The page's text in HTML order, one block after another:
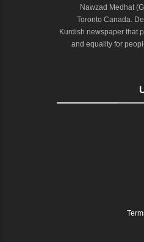
Nawzad Medhat
Toronto Canada.
Kurdish newspaper that
and equality for